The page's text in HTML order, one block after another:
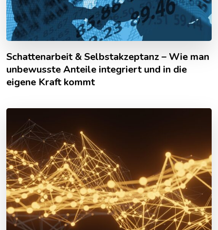
Schattenarbeit & Selbstakzeptanz – Wie man
unbewusste Anteile integriert und in die
eigene Kraft kommt